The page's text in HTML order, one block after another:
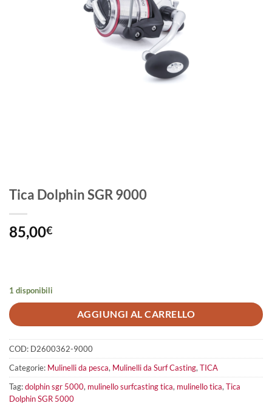
Tica Dolphin SGR 9000
85,00€
1 disponibili
AGGIUNGI AL CARRELLO
COD: D2600362-9000
Categorie: Mulinelli da pesca, Mulinelli da Surf Casting,TICA
Tag:dolphin sgr 5000, mulinello surfcasting tica, mulinello tica,Tica
Dolphin SGR 5000